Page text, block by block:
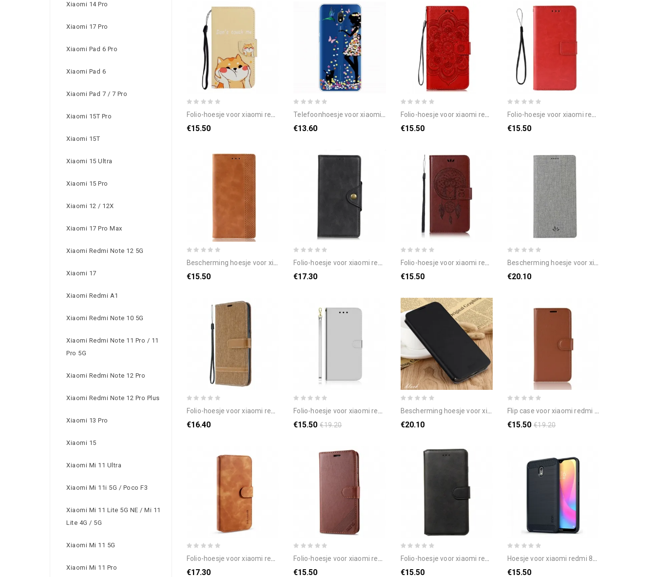
Xiaomi 14 Pro
Xiaomi 17 Pro
Xiaomi Pad 6 Pro
Xiaomi Pad 6
Xiaomi Pad 7 / 7 Pro
Xiaomi 15T Pro
Xiaomi 15T
Xiaomi 15 Ultra
Xiaomi 15 Pro
Xiaomi 12 / 12X
Xiaomi 17 Pro Max
Xiaomi Redmi Note 12 5G
Xiaomi 17
Xiaomi Redmi A1
Xiaomi Redmi Note 10 5G
Xiaomi Redmi Note 11 Pro / 11
Pro 5G
Xiaomi Redmi Note 12 Pro
Xiaomi Redmi Note 12 Pro Plus
Xiaomi 13 Pro
Xiaomi 15
Xiaomi Mi 11 Ultra
Xiaomi Mi 11i 5G / Poco F3
Xiaomi Mi 11 Lite 5G NE / Mi 11
Lite 4G / 5G
Xiaomi Mi 11 5G
Xiaomi Mi 11 Pro
folio-hoesje voor xiaomi redmi 8a met ketting raak me niet aan kat met bandjes
€15.50
telefoonhoesje voor xiaomi redmi 8a magische vrouw
€13.60
folio-hoesje voor xiaomi redmi 8a volledige mandala
€15.50
folio-hoesje voor xiaomi redmi 8a flitsachtig kunstleer
€15.50
bescherming hoesje voor xiaomi redmi 8a folio-hoesje vintage gestileerd leereffect
€15.50
folio-hoesje voor xiaomi redmi 8a vintage kunstleer en knoop
€17.30
folio-hoesje voor xiaomi redmi 8a lederen effect dromenvanger uil
€15.50
bescherming hoesje voor xiaomi redmi 8a folio-hoesje getextureerd
€20.10
folio-hoesje voor xiaomi redmi 8a met ketting band met stof en leereffect
€16.40
folio-hoesje voor xiaomi redmi 8a spiegelkap van kunstleer
€15.50 €19.20
bescherming hoesje voor xiaomi redmi 8a folio-hoesje mofi vintage
€20.10
flip case voor xiaomi redmi 8a klassiek kunstleer
€15.50 €19.20
folio-hoesje voor xiaomi redmi 8a dg.ming retro
€17.30
folio-hoesje voor xiaomi redmi 8a azns kunstleer
€15.50
folio-hoesje voor xiaomi redmi 8a retro-stijl kunstleer
€15.50
hoesje voor xiaomi redmi 8a mofi geborstelde koolstofvezel
€15.50